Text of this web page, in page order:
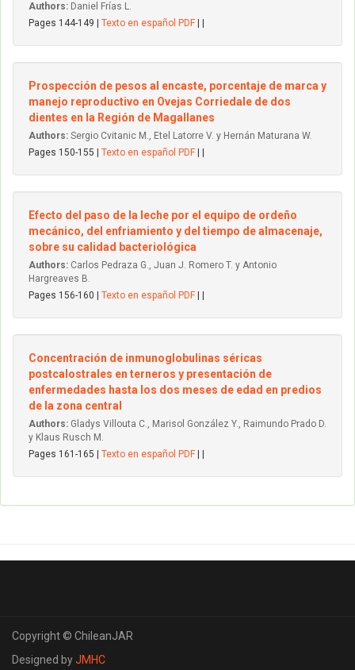
Authors: Daniel Frías L.
Pages 144-149 | Texto en español PDF
Prospección de pesos al encaste, porcentaje de marca y
manejo reproductivo en Ovejas Corriedale de dos
dientes en la Región de Magallanes
Authors: Sergio Cvitanic M., Etel Latorre V. y Hernán Maturana W.
Pages 150-155 | Texto en español PDF
Efecto del paso de la leche por el equipo de ordeño
mecánico, del enfriamiento y del tiempo de almacenaje,
sobre su calidad bacteriológica
Authors: Carlos Pedraza G., Juan J. Romero T. y Antonio
Hargreaves B.
Pages 156-160 | Texto en español PDF
Concentración de inmunoglobulinas séricas
postcalostrales en terneros y presentación de
enfermedades hasta los dos meses de edad en predios
de la zona central
Authors: Gladys Villouta C., Marisol González Y., Raimundo Prado D.
y Klaus Rusch M.
Pages 161-165 | Texto en español PDF
Copyright © ChileanJAR
Designed byJMHC